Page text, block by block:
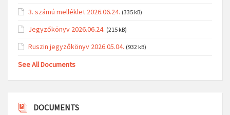
3. számú melléklet 2026.06.24. (335 kB)
Jegyzőkönyv 2026.06.24. (215 kB)
Ruszin jegyzőkönyv 2026.05.04. (932 kB)
See All Documents
DOCUMENTS